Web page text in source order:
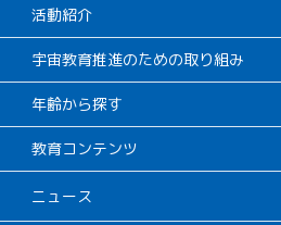
活動紹介
宇宙教育推進のための取り組み
年齢から探す
教育コンテンツ
ニュース